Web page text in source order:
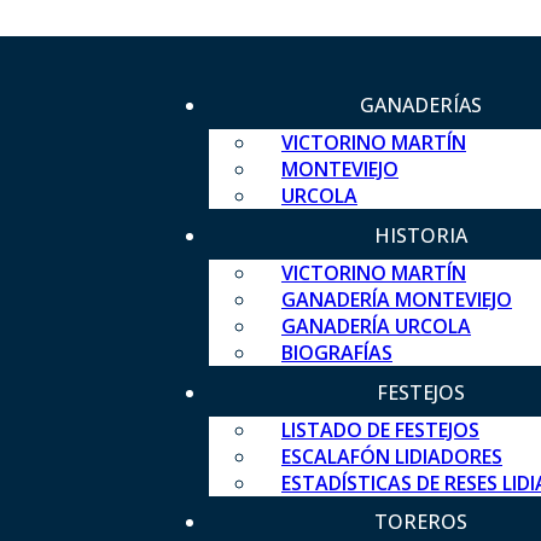
GANADERÍAS
VICTORINO MARTÍN
MONTEVIEJO
URCOLA
HISTORIA
VICTORINO MARTÍN
GANADERÍA MONTEVIEJO
GANADERÍA URCOLA
BIOGRAFÍAS
FESTEJOS
LISTADO DE FESTEJOS
ESCALAFÓN LIDIADORES
ESTADÍSTICAS DE RESES
TOREROS